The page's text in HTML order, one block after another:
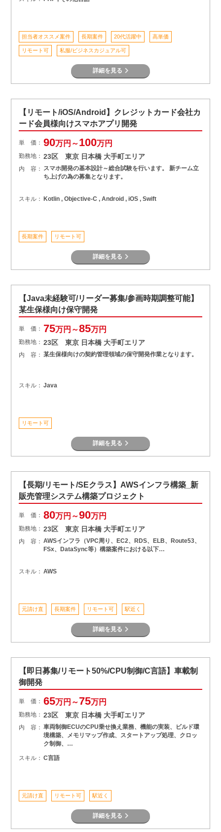
担当者オススメ案件 長期案件 20代活躍中 高単価
リモート可 私服/ビジネスカジュアル可
詳細を見る
【リモート/iOS/Android】クレジットカード会社カ
ード会員様向けスマホアプリ開発
単 価： 90万円～100万円
勤務地： 23区 東京 日本橋 大手町エリア
内 容： スマホ開発の基本設計～総合試験を行います。 新チーム立
ち上げの為の募集となります。
スキル： Kotlin , Objective-C , Android , iOS , Swift
長期案件 リモート可
詳細を見る
【Java未経験可/リーダー募集/参画時期調整可能】
某生保様向け保守開発
単 価： 75万円～85万円
勤務地： 23区 東京 日本橋 大手町エリア
内 容： 某生保様向けの契約管理領域の保守開発作業となります。
スキル： Java
リモート可
詳細を見る
【長期/リモート/SEクラス】AWSインフラ構築_新
販売管理システム構築プロジェクト
単 価： 80万円～90万円
勤務地： 23区 東京 日本橋 大手町エリア
内 容： AWSインフラ（VPC周り、EC2、RDS、ELB、Route53、
FSx、DataSync等）構築案件における以下…
スキル： AWS
元請け直 長期案件 リモート可 駅近く
詳細を見る
【即日募集/リモート50%/CPU制御/C言語】車載制
御開発
単 価： 65万円～75万円
勤務地： 23区 東京 日本橋 大手町エリア
内 容： 車両制御ECUのCPU乗せ換え業務、機能の実装、ビルド環
境構築、メモリマップ作成、スタートアップ処理、クロッ
ク制御、…
スキル： C言語
元請け直 リモート可 駅近く
詳細を見る